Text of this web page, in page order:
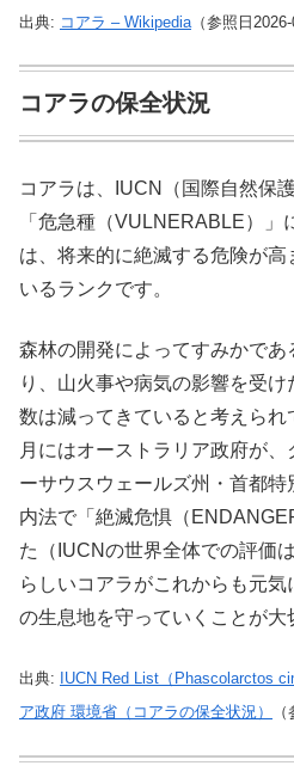
出典: コアラ – Wikipedia （参照日2026-
コアラの保全状況
コアラは、IUCN（国際自然保
「危急種（VULNERABLE）
は、将来的に絶滅する危険が
いるランクです。
森林の開発によってすみかであ
り、山火事や病気の影響を受
数は減ってきていると考えら
月にはオーストラリア政府が、
ーサウスウェールズ州・首都特
内法で「絶滅危惧（
た（IUCNの世界全体での評価
らしいコアラがこれからも元
の生息地を守っていくことが大
出典: IUCN Red List（Phascolarctos
ア政府 環境省（コアラの保全状況）